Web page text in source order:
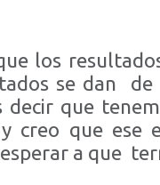
los
se dan
decir que
creo que ese
a que